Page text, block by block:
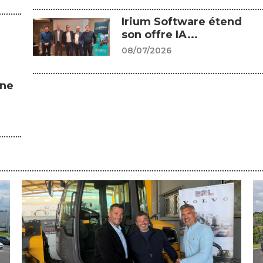
Irium Software étend
son offre IA...
08/07/2026